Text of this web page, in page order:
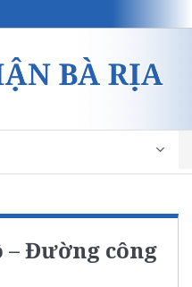
Đường công